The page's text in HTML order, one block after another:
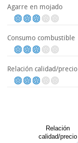
Agarre en mojado
Consumo combustible
Relación calidad/precio
Relación
calidad/precio